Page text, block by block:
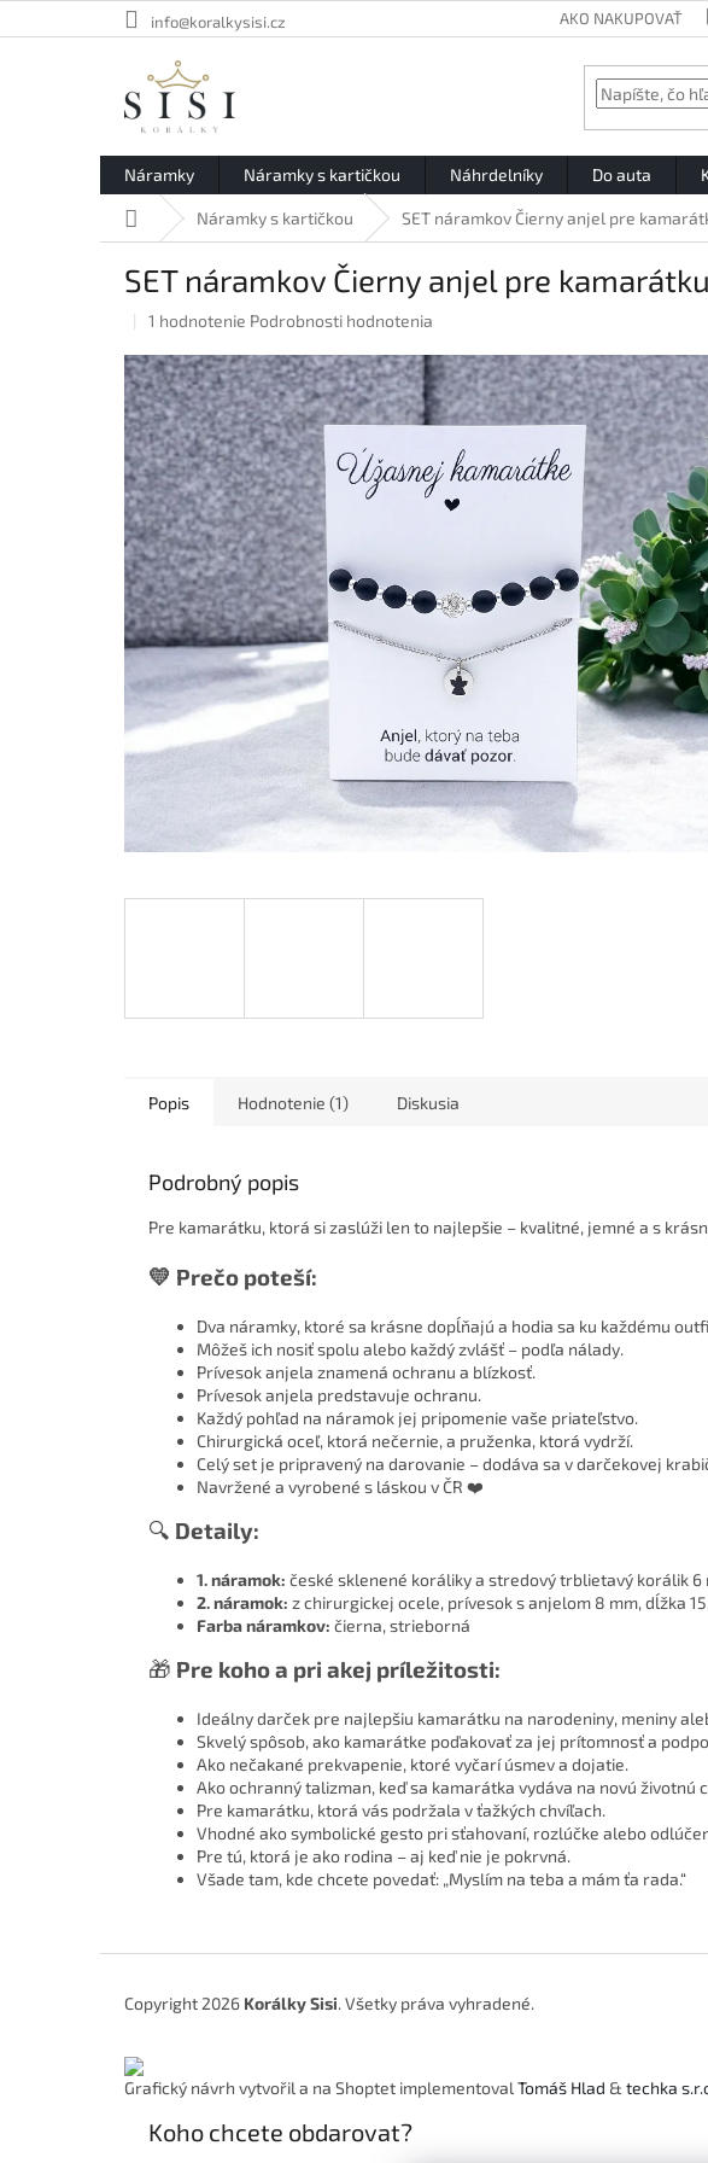
na
info@koralkysisi.cz AKO NAKUPOVAŤ
Náramky Náramky s kartičkou Náhrdelníky Do auta
DomovNáramky s kartičkou SET náramkov Čierny anjel pre
SET náramkov Čierny anjel pre kamarátku
Priemerné
produktu
je
5,0
z
5
hviezdičiek.
1 hodnotenie Podrobnosti hodnotenia
Popis Hodnotenie (1) Diskusia
Podrobný popis
Pre kamarátku, ktorá si zaslúži len to najlepšie – kvalitné, jemné a s
💛 Prečo poteší:
Dva náramky, ktoré sa krásne dopĺňajú a hodia sa ku každému
Môžeš ich nosiť spolu alebo každý zvlášť – podľa nálady.
Prívesok anjela znamená ochranu a blízkosť.
Prívesok anjela predstavuje ochranu.
Každý pohľad na náramok jej pripomenie vaše priateľstvo.
Chirurgická oceľ, ktorá nečernie, a pruženka, ktorá vydrží.
Celý set je pripravený na darovanie – dodáva sa v darčekovej
Navržené a vyrobené s láskou v ČR ❤️
🔍 Detaily:
1. náramok: české sklenené koráliky a stredový trblietavý korálik 6
2. náramok: z chirurgickej ocele, prívesok s anjelom 8 mm, dĺžka
Farba náramkov: čierna, strieborná
🎁 Pre koho a pri akej príležitosti:
Ideálny darček pre najlepšiu kamarátku na narodeniny, meniny
Skvelý spôsob, ako kamarátke poďakovať za jej prítomnosť a
Ako nečakané prekvapenie, ktoré vyčarí úsmev a dojatie.
Ako ochranný talizman, keď sa kamarátka vydáva na novú životnú
Pre kamarátku, ktorá vás podržala v ťažkých chvíľach.
Vhodné ako symbolické gesto pri sťahovaní, rozlúčke alebo
Pre tú, ktorá je ako rodina – aj keď nie je pokrvná.
Všade tam, kde chcete povedať: „Myslím na teba a mám ťa rada.“
Copyright 2026 Korálky Sisi. Všetky práva vyhradené.
Grafický návrh vytvořil a na Shoptet implementoval Tomáš Hlad & techka
Koho chcete obdarovat?